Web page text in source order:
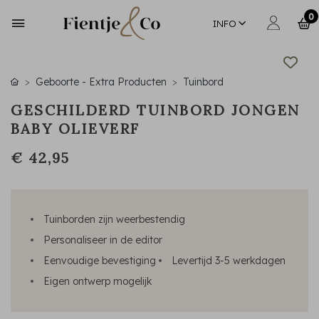
INFO
0
Geboorte - Extra Producten Tuinbord
GESCHILDERD TUINBORD JONGEN
BABY OLIEVERF
€ 42,95
Tuinborden zijn weerbestendig
Personaliseer in de editor
Eenvoudige bevestiging
Levertijd 3-5 werkdagen
Eigen ontwerp mogelijk